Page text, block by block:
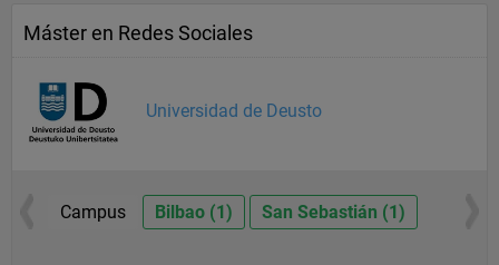
Máster en Redes Sociales
Universidad de Deusto
Campus Bilbao (1) San Sebastián (1)